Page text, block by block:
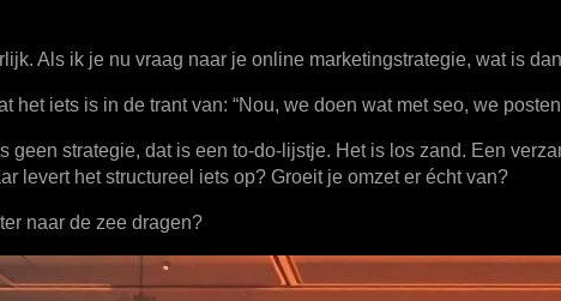
Als ik je nu vraag naar je online marketingstrategie, wat is
het iets is in de trant van: “Nou, we doen wat met seo, we
geen strategie, dat is een to-do-lijstje. Het is los zand. Een
levert het structureel iets op? Groeit je omzet er écht van?
naar de zee dragen?